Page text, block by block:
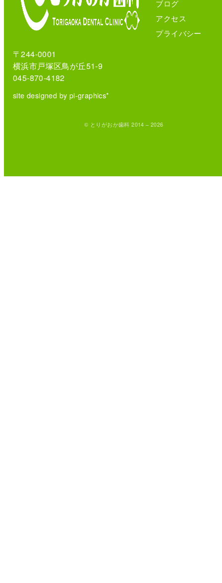
〒244-0001
横浜市戸塚区鳥が丘51-9
045-870-4182
site designed by pi-graphics*
ブログ
アクセス
プライバシー
© とりがおか歯科 2014 – 2026